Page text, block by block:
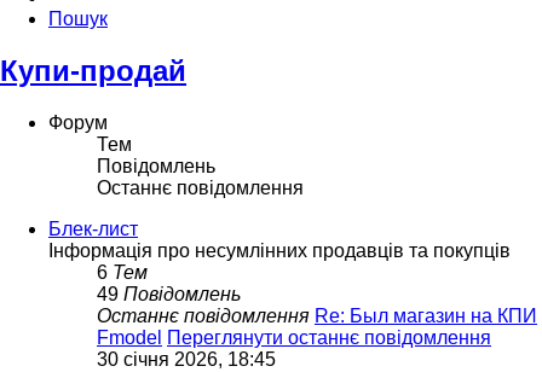
Пошук
Купи-продай
Форум
Тем
Повідомлень
Останнє повідомлення
Блек-лист
Інформація про несумлінних продавців та покупців
6 Тем
49 Повідомлень
Останнє повідомлення Re: Был магазин на КПИ
Fmodel Переглянути останнє повідомлення
30 січня 2026, 18:45